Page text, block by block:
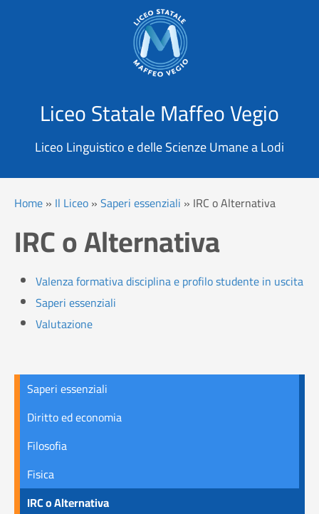
Liceo Statale Maffeo Vegio
Liceo Linguistico e delle Scienze Umane a Lodi
Cerca
Home» Il Liceo»Saperi essenziali » IRC o Alternativa
IRC o Alternativa
Valenza formativa disciplina e profilo studente in uscita
Saperi essenziali
Valutazione
Saperi essenziali
Diritto ed economia
Filosofia
Fisica
IRC o Alternativa